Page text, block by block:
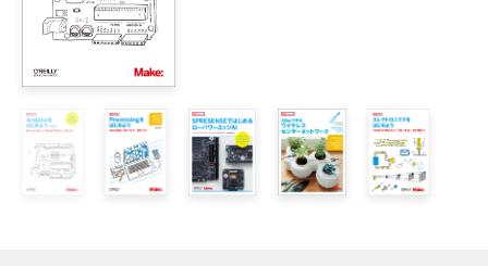
NO SALT RESTAURANT（NO SALT RESTAURANT制作委
    IRKit（大塚雅和）
    HACKberry（イクシー株式会社）
I部：イントロダクション